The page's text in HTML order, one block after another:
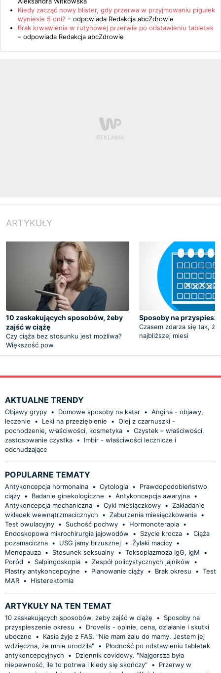
Kiedy zacząć nowy blister, gdy przerwa w przyjmowaniu pigułek
wyniesie 5 dni? – odpowiada Redakcja abcZdrowie
Brak krwawienia w rutynowej przerwie po odstawieniu tabletek
– odpowiada Redakcja abcZdrowie
ARTYKUŁY
10 zaskakujących sposobów, żeby
zajść w ciążę
Czy ciąża bez stosunku jest możliwa?
Większość pow
Sposoby na
Czasem zdarza się tak,
najbliższej miesi
AKTUALNE TRENDY
Objawy grypy • Domowe sposoby na katar • Angina - objawy,
leczenie
• Leki na przeziębienie • Olej z czarnuszki -
pochodzenie, właściwości, kosmetyka • Czystek – właściwości,
zastosowanie czystka •
Imbir - właściwości lecznicze i
odchudzające
POPULARNE TEMATY
Antykoncepcja hormonalna • Cytologia •
Prawdopodobieństwo
ciąży • Badanie ginekologiczne • Antykoncepcja awaryjna •
Antykoncepcja mechaniczna • Cykl miesiączkowy • Zakładanie
wkładek wewnątrzmacicznych
• Zaburzenia miesiączkowania •
Test owulacyjny • Suchość pochwy • Hormonoterapia •
Endoskopowa mikrochirurgia jajowodów
• Szycie krocza • Ciąża
pozamaciczna • USG jamy brzusznej • Żylaki macicy •
Menopauza • Stosunek seksualny • Toksoplazmoza IgG, IgM
•
Poród
• Salpingoskopia • Zespół policystycznych jajników
•
Plastry antykoncepcyjne
• Planowanie ciąży • Brak okresu • Test
MAR • Histerektomia
ARTYKUŁY NA TEN TEMAT
10 zaskakujących sposobów, żeby zajść w ciążę •
Sposoby na
przyspieszenie okresu
•
Drovelis - opinie, cena, działanie i skutki
uboczne
•
Kasia żyje z FAS. "Nie mam żalu do mamy. Jestem jej
wdzięczna, że mnie urodziła" •
Płodność po odstawieniu tabletek
antykoncepcyjnych
•
Dziennik covidowy. "Najgorsza była
niepewność, ile to potrwa i kiedy się skończy" •
Przerwy w